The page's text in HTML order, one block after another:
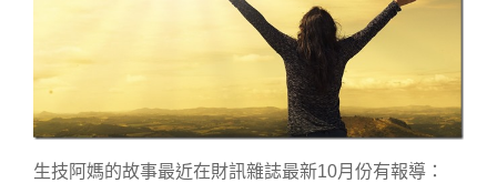
生技阿媽的故事最近在財訊雜誌最新10月份有報導：